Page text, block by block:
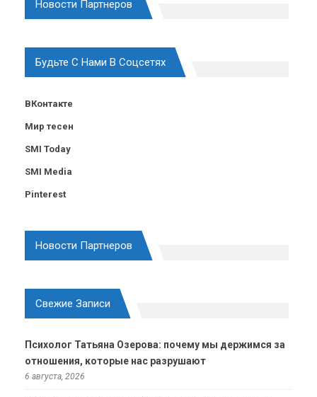
Новости Партнеров
Будьте С Нами В Соцсетях
ВКонтакте
Мир тесен
SMI Today
SMI Media
Pinterest
Новости Партнеров
Свежие Записи
Психолог Татьяна Озерова: почему мы держимся за
отношения, которые нас разрушают
6 августа, 2026